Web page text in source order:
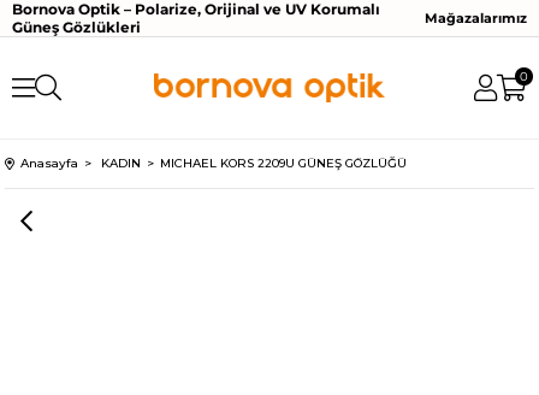
Bornova Optik – Polarize, Orijinal ve UV Korumalı
Güneş Gözlükleri
Mağazalarımız
0
Anasayfa KADIN MICHAEL KORS 2209U GÜNEŞ GÖZLÜĞÜ